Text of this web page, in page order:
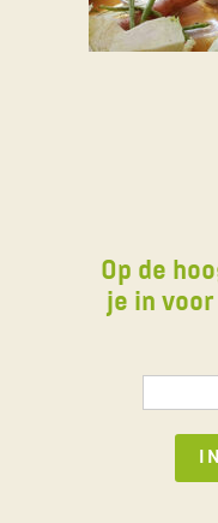
Op de
je in